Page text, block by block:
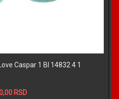
Caspar 1 BI 14832 4 1
RSD